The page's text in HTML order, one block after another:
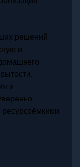
решений
и
и
ресурсоёмкими